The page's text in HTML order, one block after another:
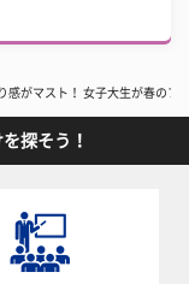
感がマスト！ 女子大生が春のフ
探そう！